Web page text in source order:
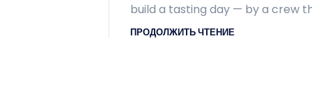
build a tasting day — by a crew
ПРОДОЛЖИТЬ ЧТЕНИЕ